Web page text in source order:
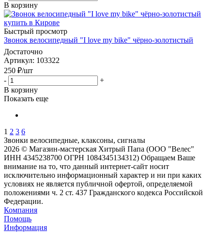
В корзину
Быстрый просмотр
Звонок велосипедный "I love my bike" чёрно-золотистый
Достаточно
Артикул: 103322
250 ₽/шт
-
+
В корзину
Показать еще
1 2 3 6
Звонки велосипедные, клаксоны, сигналы
2026 © Магазин-мастерская Хитрый Папа (ООО "Велес"
ИНН 4345238700 ОГРН 1084345134312) Обращаем Ваше
внимание на то, что данный интернет-сайт носит
исключительно информационный характер и ни при каких
условиях не является публичной офертой, определяемой
положениями ч. 2 ст. 437 Гражданского кодекса Российской
Федерации.
Компания
Помощь
Информация